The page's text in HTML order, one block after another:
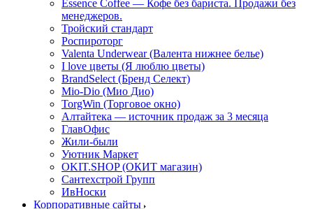
Essence Coffee — Кофе без бариста. Продажи без
менеджеров.
Тройский стандарт
Роспироторг
Valenta Underwear (Валента нижнее белье)
I love цветы (Я люблю цветы)
BrandSelect (Бренд Селект)
Mio-Dio (Мио Дио)
TorgWin (Торговое окно)
Алтайтека — источник продаж за 3 месяца
ГлавОфис
Жили-были
Уютник Маркет
OKIT.SHOP (ОКИТ магазин)
Сантехстрой Групп
ИвНоски
Корпоративные сайты